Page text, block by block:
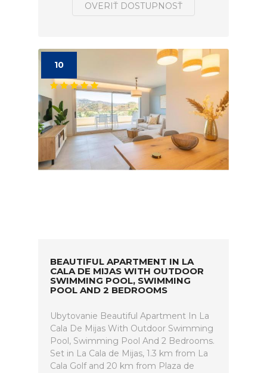
OVERIŤ DOSTUPNOSŤ
10
BEAUTIFUL APARTMENT IN LA
CALA DE MIJAS WITH OUTDOOR
SWIMMING POOL, SWIMMING
POOL AND 2 BEDROOMS
Ubytovanie Beautiful Apartment In La
Cala De Mijas With Outdoor Swimming
Pool, Swimming Pool And 2 Bedrooms.
Set in La Cala de Mijas, 1.3 km from La
Cala Golf and 20 km from Plaza de